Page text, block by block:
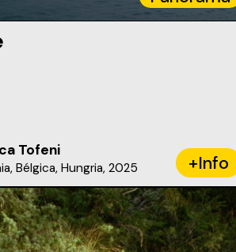
Tofeni
Bélgica, Hungria, 2025 +Info